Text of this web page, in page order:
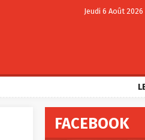
Jeudi 6 Août
FACEBOOK